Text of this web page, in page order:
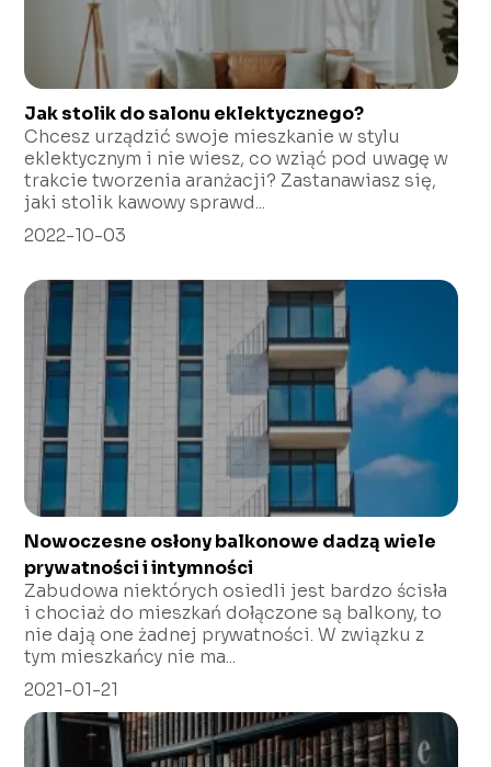
Jak stolik do salonu eklektycznego?
Chcesz urządzić swoje mieszkanie w stylu
eklektycznym i nie wiesz, co wziąć pod uwagę w
trakcie tworzenia aranżacji? Zastanawiasz się,
jaki stolik kawowy sprawd...
2022-10-03
Nowoczesne osłony balkonowe dadzą wiele
prywatności i intymności
Zabudowa niektórych osiedli jest bardzo ścisła
i chociaż do mieszkań dołączone są balkony, to
nie dają one żadnej prywatności. W związku z
tym mieszkańcy nie ma...
2021-01-21